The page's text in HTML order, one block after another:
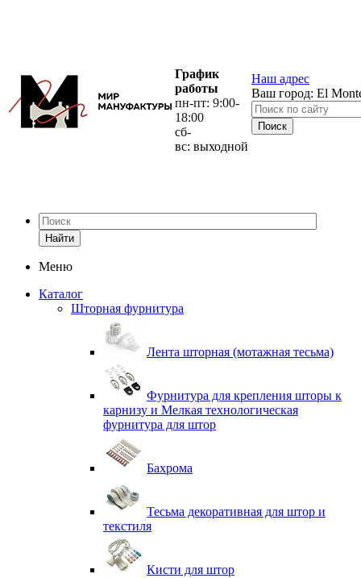
График
работы
пн-пт: 9:00-
18:00
сб-
вс: выходной
Наш адрес
Ваш город: El
Найти
Меню
Каталог
Шторная фурнитура
Лента шторная (мотажная тесьма)
Фурнитура для крепления шторы к
карнизу и Мелкая технологическая
фурнитура для штор
Бахрома
Тесьма декоративная для штор и
текстиля
Кисти для штор